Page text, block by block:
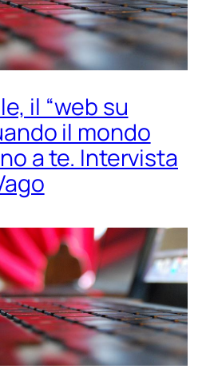
il “web su
il mondo
a te. Intervista